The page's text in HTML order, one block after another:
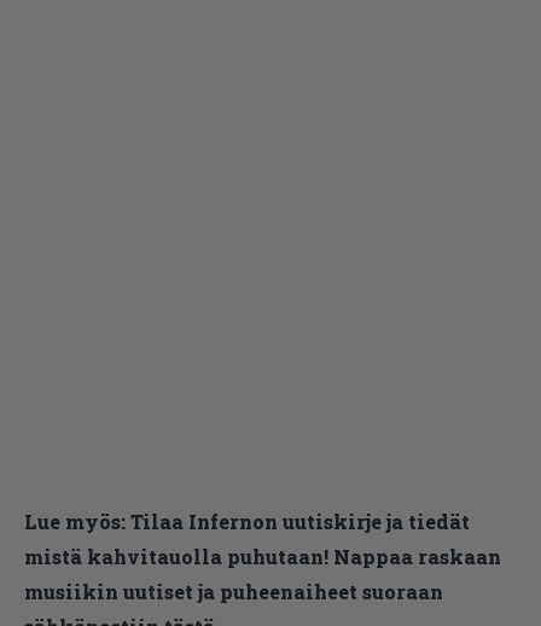
Lue myös:Tilaa Infernon uutiskirje ja tiedät
mistä kahvitauolla puhutaan! Nappaa raskaan
musiikin uutiset ja puheenaiheet suoraan